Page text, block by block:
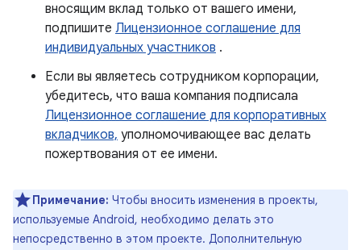
вносящим вклад только от вашего имени,
подпишите Лицензионное соглашение для
индивидуальных участников .
Если вы являетесь сотрудником корпорации,
убедитесь, что ваша компания подписала
Лицензионное соглашение для корпоративных
вкладчиков, уполномочивающее вас делать
пожертвования от ее имени.
Примечание: Чтобы вносить изменения в проекты,
используемые Android, необходимо делать это
непосредственно в этом проекте. Дополнительную